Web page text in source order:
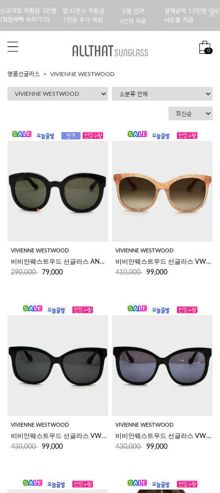
0
명품선글라스 VIVIENNE WESTWOOD
VIVIENNE WESTWOOD
비비안웨스트우드 선글라스 AN859 02
290,000 79,000
VIVIENNE WESTWOOD
비비안웨스트우드 선글라스 VW894S 03
410,000 99,000
VIVIENNE WESTWOOD
비비안웨스트우드 선글라스 VW892S 05 블랙렌즈
430,000 99,000
VIVIENNE WESTWOOD
비비안웨스트우드 선글라스 VW892S 05 반미러렌즈
430,000 99,000